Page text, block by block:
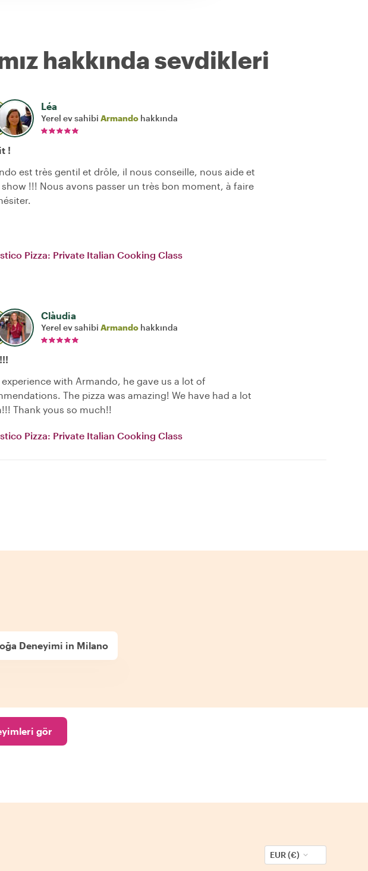
hakkında sevdikleri
Léa
Yerel ev sahibi Armando hakkında
!
est très gentil et drôle, il nous conseille, nous aide et
!!! Nous avons passer un très bon moment, à faire
Pizza: Private Italian Cooking Class
Clàudia
Yerel ev sahibi Armando hakkında
experience with Armando, he gave us a lot of
The pizza was amazing! We have had a lot
Thank yous so much!!
Pizza: Private Italian Cooking Class
Deneyimi in Milano
gör
EUR (€)